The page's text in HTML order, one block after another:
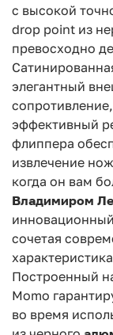
с высокой
drop point из
превосходно
элегантный
эффективный
флиппера
извлечение
когда он вам
Владимиром
сочетая
Построенный
Momo
во время